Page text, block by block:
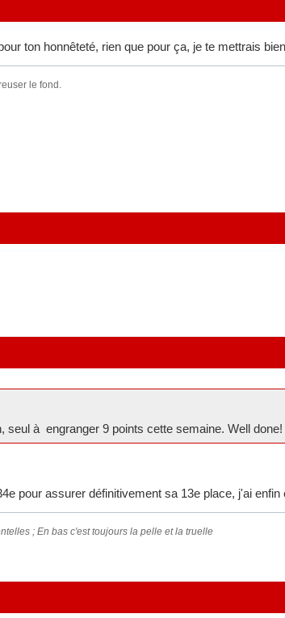
ton honnêteté, rien que pour ça, je te mettrais
le fond.
seul à engranger 9 points cette semaine. Well done!
pour assurer définitivement sa 13e place, j'ai
; En bas c'est toujours la pelle et la truelle